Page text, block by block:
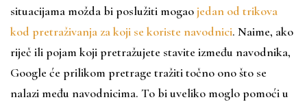
situacijama možda bi poslužiti mogaojedan od trikova
kod pretraživanja za koji se koriste navodnici. Naime, ako
riječ ili pojam koji pretražujete stavite između navodnika,
Google će prilikom pretrage tražiti točno ono što se
nalazi među navodnicima. To bi uveliko moglo pomoći u